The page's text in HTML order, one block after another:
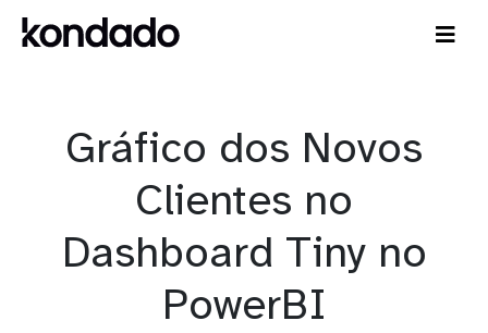
Gráfico dos Novos
Clientes no
Dashboard Tiny no
PowerBI